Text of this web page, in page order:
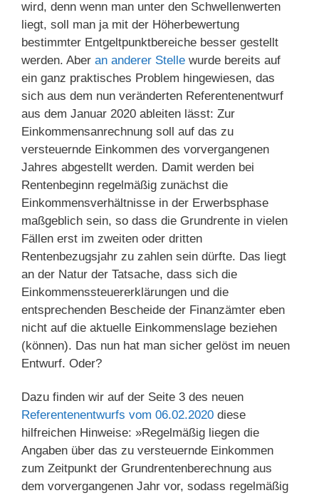
wird, denn wenn man unter den Schwellenwerten
liegt, soll man ja mit der Höherbewertung
bestimmter Entgeltpunktbereiche besser gestellt
werden. Aber an anderer Stelle wurde bereits auf
ein ganz praktisches Problem hingewiesen, das
sich aus dem nun veränderten Referentenentwurf
aus dem Januar 2020 ableiten lässt: Zur
Einkommensanrechnung soll auf das zu
versteuernde Einkommen des vorvergangenen
Jahres abgestellt werden. Damit werden bei
Rentenbeginn regelmäßig zunächst die
Einkommensverhältnisse in der Erwerbsphase
maßgeblich sein, so dass die Grundrente in vielen
Fällen erst im zweiten oder dritten
Rentenbezugsjahr zu zahlen sein dürfte. Das liegt
an der Natur der Tatsache, dass sich die
Einkommenssteuererklärungen und die
entsprechenden Bescheide der Finanzämter eben
nicht auf die aktuelle Einkommenslage beziehen
(können). Das nun hat man sicher gelöst im neuen
Entwurf. Oder?
Dazu finden wir auf der Seite 3 des neuen
Referentenentwurfs vom 06.02.2020 diese
hilfreichen Hinweise: »Regelmäßig liegen die
Angaben über das zu versteuernde Einkommen
zum Zeitpunkt der Grundrentenberechnung aus
dem vorvergangenen Jahr vor, sodass regelmäßig